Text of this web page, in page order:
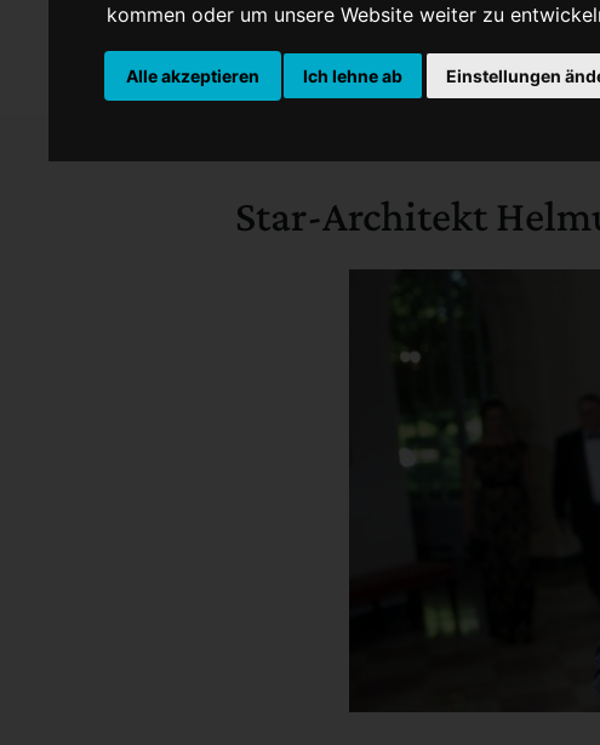
kommen oder um unsere Website weiter zu
Alle akzeptieren Ich lehne ab Einstellungen
TopNews Politik Sport Wirtschaft Firmennews
Star-Architekt